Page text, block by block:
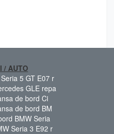
/ AUTO
5 GT E07 r
GLE repa
de bord Ci
de bord BM
BMW Seria
Seria 3 E92 r